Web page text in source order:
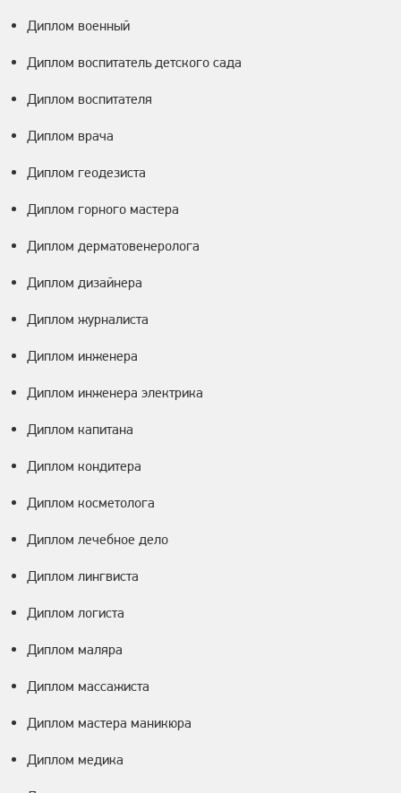
Диплом военный
Диплом воспитатель детского сада
Диплом воспитателя
Диплом врача
Диплом геодезиста
Диплом горного мастера
Диплом дерматовенеролога
Диплом дизайнера
Диплом журналиста
Диплом инженера
Диплом инженера электрика
Диплом капитана
Диплом кондитера
Диплом косметолога
Диплом лечебное дело
Диплом лингвиста
Диплом логиста
Диплом маляра
Диплом массажиста
Диплом мастера маникюра
Диплом медика